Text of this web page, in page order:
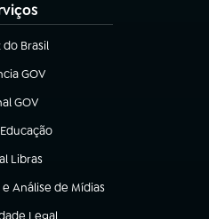
do Brasil
nova aba)
GOV
nova aba)
GOV
em nova aba)
nova aba)
Libras
em nova aba)
Análise de Mídias